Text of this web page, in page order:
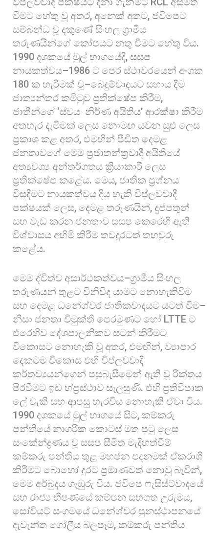
වීමට හේතු වූ අතර, අනෙක් අතට, ජවිපෙට
සම්බන්ධ වූ දකුණේ සිංහල ග්‍රාමීය
තරුණයින්ගේ කෝපයට නතු වීමට හේතු විය.
1990 දශකයේ මුල් භාගයේදී, සසප
නායකත්වය–1986 ට පෙර ස්ථාවරයෙන් අංශක
180 ක හැරීමක් වූ–බෙදුම්වාදයට සහාය දීම
ජාත්‍යන්තර කමිටුව ප්‍රතික්ෂේප කිරීම,
ජාතීන්ගේ ‘ස්වයං නිර්ණ අයිතිය’ ආරක්ෂා කිරීම
අතහැර දැමීමක් ලෙස නොමඟ යවන සුළු ලෙස
ප්‍රකාශ කළ අතර, එමඟින් පීඩිත දෙමළ
ජනතාවගේ මෙම ප්‍රජාතන්ත්‍රවාදී අයිතියේ
අත්‍යවශ්‍ය අන්තර්ගතය ක්‍රියාකාරී ලෙස
ප්‍රතික්ෂේප කළේය. මෙය, ජාතික ප්‍රශ්නය
විසඳීමට නායකත්වය දිය හැකි විප්ලවවාදී
පක්ෂයක් ලෙස, දෙමළ තරුණයින්, දුප්පතුන්
සහ වැඩ කරන ජනතාව සසප කෙරෙහි ඇති
විශ්වාසය අහිමි කිරීම තවදුරටත් තහවුරු
කළේය.
මෙම ද්විත්ව අසාර්ථකත්වය–ග්‍රාමීය සිංහල
තරුණයන් තුළට විනිවිද යාමට නොහැකිවීම
සහ දෙමළ ධනේශ්වර ජාතිකවාදයට යටත් වීම–
නිසා ජනතා විමුක්ති පෙරමුණට හෝ LTTE ට
එරෙහිව දේශපාලනිකව සටන් කිරීමට
විකොසට නොහැකි වූ අතර, එමඟින්, ව්‍යාපාර
දෙකටම විකොස එහි විප්ලවවාදී
කර්තව්‍යයන්ගෙන් පසුබැසීමෙන් ඇති වූ රික්තය
පිරවීමට ඉඩ හ්ප්‍රස්ථාව සැලසුණි. එහි ප්‍රතිවිපාක
ලේ වැකි සහ ආපසු හැරවිය නොහැකි ඒවා විය.
1990 දශකයේ මුල් භාගයේ සිට, කම්කරු
පන්තියේ නාගරික කොටස් මත පටු ලෙස
සංකේන්ද්‍රණය වූ සසප සීමිත මැදිහත්වීම්
කම්කරු පන්තිය තුළ මහජන පදනමක් ඒකරාශි
කිරීමට බොහෝ දුරට ප්‍රමාණවත් නොවූ බැවින්,
මෙම අර්බුදය ගැඹුරු විය. ජවිපෙ ෆැසිස්ට්වාදයේ
සහ රාජ්‍ය භීෂණයේ කම්පන සහගත උරුමය,
සෝවියට් සංගමයේ ධනේශ්වර පුනස්ථාපනයේ
දැවැන්ත ගෝලීය බලපෑම, කම්කරු පන්තිය